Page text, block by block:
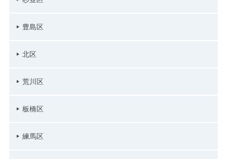
豊島区
北区
荒川区
板橋区
練馬区